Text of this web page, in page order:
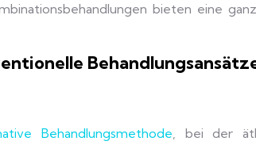
bieten eine
Behandlungsmethode, bei der